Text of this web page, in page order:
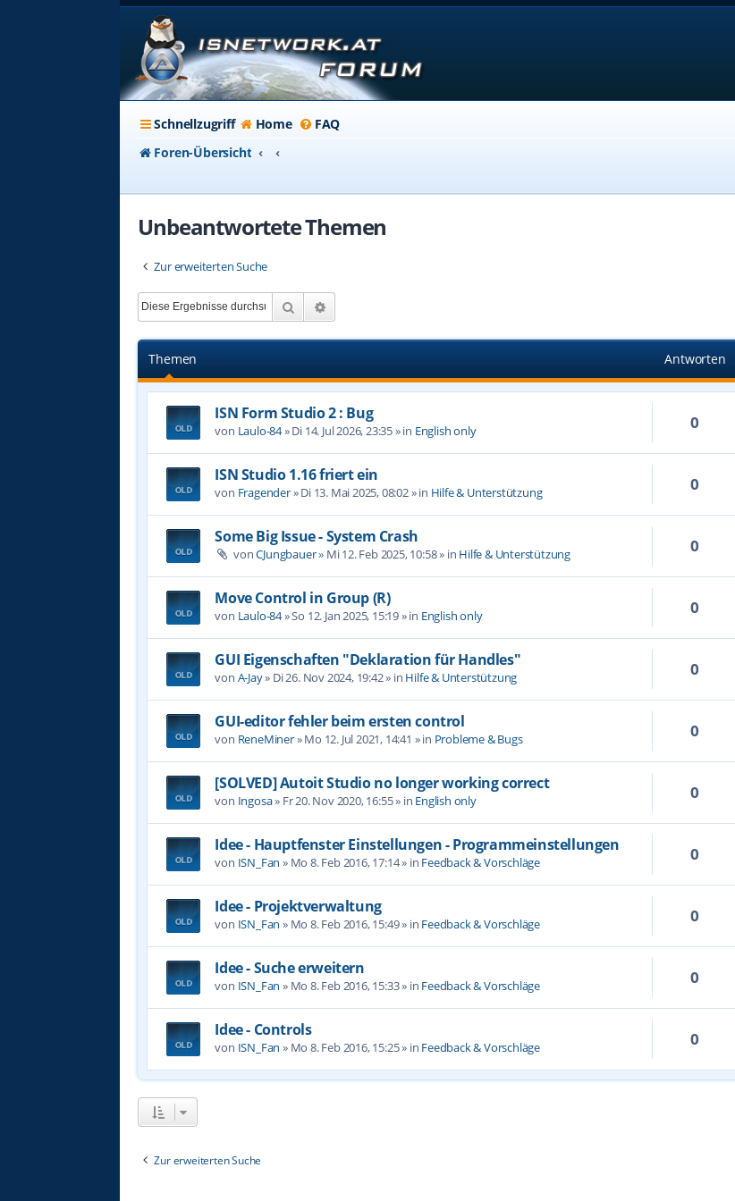
Schnellzugriff Home FAQ
Foren-Übersicht
Unbeantwortete Themen
Zur erweiterten Suche
Suche
Themen Antworten
ISN Form Studio 2 : Bug
von Laulo-84»Di 14. Jul 2026, 23:35» in English only 0
ISN Studio 1.16 friert ein
von Fragender»Di 13. Mai 2025, 08:02» in Hilfe & Unterstützung 0
Some Big Issue - System Crash
vonCJungbauer» Mi 12. Feb 2025, 10:58» in Hilfe & Unterstützung 0
Move Control in Group (R)
von Laulo-84»So 12. Jan 2025, 15:19» in English only 0
GUI Eigenschaften "Deklaration für Handles"
von A-Jay» Di 26. Nov 2024, 19:42» in Hilfe & Unterstützung 0
GUI-editor fehler beim ersten control
von ReneMiner»Mo 12. Jul 2021, 14:41 » in Probleme & Bugs 0
[SOLVED] Autoit Studio no longer working correct
von Ingosa» Fr 20. Nov 2020, 16:55» in English only 0
Idee - Hauptfenster Einstellungen - Programmeinstellungen
von ISN_Fan » Mo 8. Feb 2016, 17:14» in Feedback & Vorschläge 0
Idee - Projektverwaltung
von ISN_Fan » Mo 8. Feb 2016, 15:49» in Feedback & Vorschläge 0
Idee - Suche erweitern
von ISN_Fan » Mo 8. Feb 2016, 15:33» in Feedback & Vorschläge 0
Idee - Controls
von ISN_Fan » Mo 8. Feb 2016, 15:25» in Feedback & Vorschläge 0
Zur erweiterten Suche